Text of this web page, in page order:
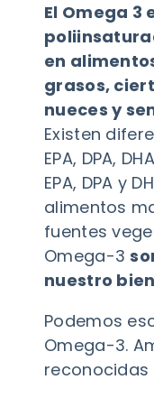
El Omega 3
en
grasos,
nueces y
Existen
EPA, DPA,
EPA, DPA y
alimentos
fuentes
Omega-3
nuestro
Podemos
Omega-3.
reconocidas